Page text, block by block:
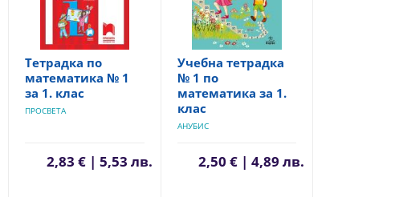
Tетрадка по
математика № 1
за 1. клас
ПРОСВЕТА
2,83 € | 5,53 лв.
Учебна тетрадка
№ 1 по
математика за 1.
клас
АНУБИС
2,50 € | 4,89 лв.